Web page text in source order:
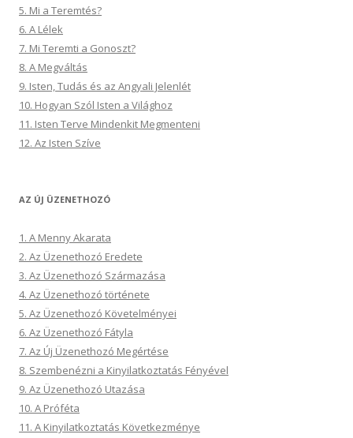
5. Mi a Teremtés?
6. A Lélek
7. Mi Teremti a Gonoszt?
8. A Megváltás
9. Isten, Tudás és az Angyali Jelenlét
10. Hogyan Szól Isten a Világhoz
11. Isten Terve Mindenkit Megmenteni
12. Az Isten Szíve
AZ ÚJ ÜZENETHOZÓ
1. A Menny Akarata
2. Az Üzenethozó Eredete
3. Az Üzenethozó Származása
4. Az Üzenethozó története
5. Az Üzenethozó Követelményei
6. Az Üzenethozó Fátyla
7. Az Új Üzenethozó Megértése
8. Szembenézni a Kinyilatkoztatás Fényével
9. Az Üzenethozó Utazása
10. A Próféta
11. A Kinyilatkoztatás Következménye